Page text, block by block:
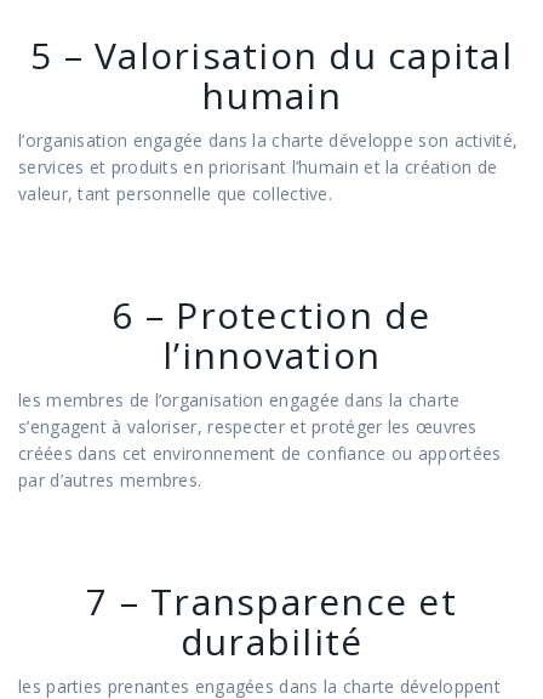
5 – Valorisation du capital
humain
l’organisation engagée dans la charte développe son activité,
services et produits en priorisant l’humain et la création de
valeur, tant personnelle que collective.
6 – Protection de
l’innovation
les membres de l’organisation engagée dans la charte
s’engagent à valoriser, respecter et protéger les œuvres
créées dans cet environnement de confiance ou apportées
par d’autres membres.
7 – Transparence et
durabilité
les parties prenantes engagées dans la charte développent